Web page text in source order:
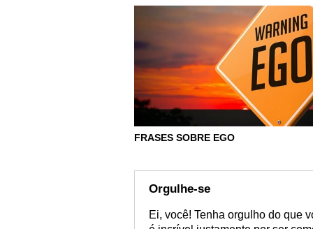
FRASES SOBRE EGO
Orgulhe-se
Ei, você! Tenha orgulho do que